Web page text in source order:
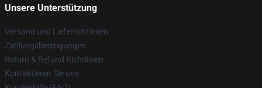
Unsere Unterstützung
Versand und Lieferrichtlinien
Zahlungsbedingungen
Return & Refund Richtlinien
Kontaktieren Sie uns